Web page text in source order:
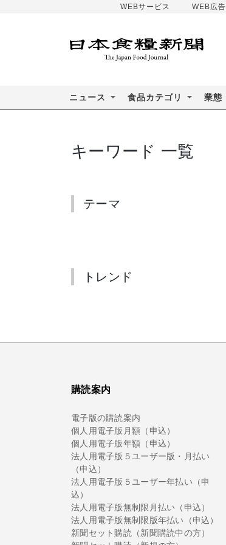
WEBサービス WEB広告
ニュース 食品カテゴリ 業態
キーワード 一覧
テーマ
トレンド
購読案内
電子版の購読案内
個人用電子版月額（申込）
個人用電子版年額（申込）
法人用電子版５ユーザー版・月払い
（申込）
法人用電子版５ユーザー年払い（申
込）
法人用電子版無制限月払い（申込）
法人用電子版無制限版年払い（申込）
新聞セット購読（新聞購読中の方）